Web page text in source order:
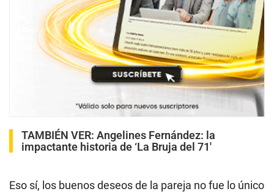
TAMBIÉN VER: Angelines Fernández: la
impactante historia de ‘La Bruja del 71′
Eso sí, los buenos deseos de la pareja no fue lo único